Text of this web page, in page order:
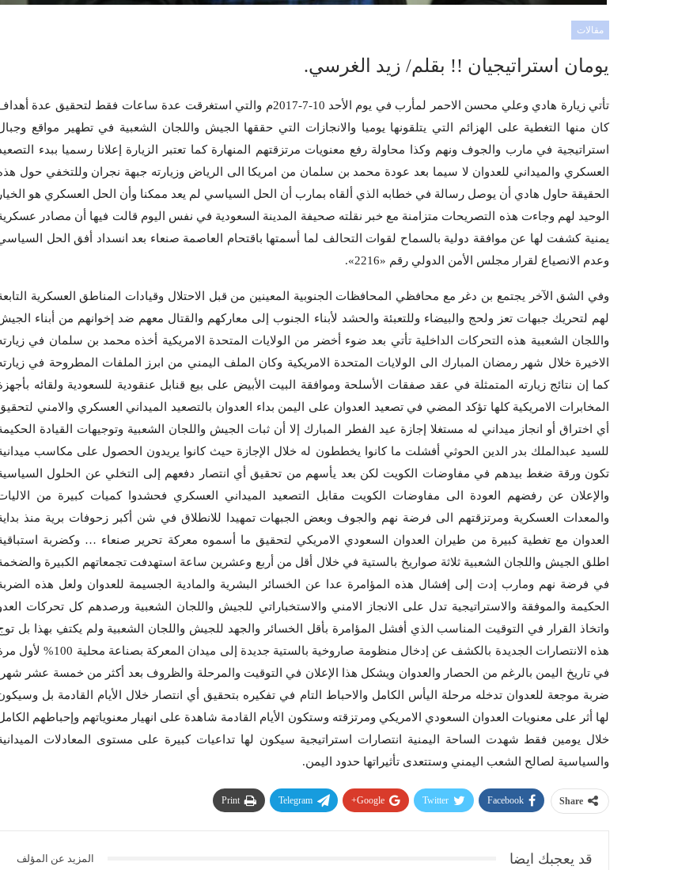
مقالات
يومان استراتيجيان !! بقلم/ زيد الغرسي.
تأتي زيارة هادي وعلي محسن الاحمر لمأرب في يوم الأحد 10-7-2017م والتي استغرقت عدة ساعات فقط لتحقيق عدة
كان منها التغطية على الهزائم التي يتلقونها يوميا والانجازات التي حققها الجيش واللجان الشعبية في تطهير مواقع
استراتيجية في مارب والجوف ونهم وكذا محاولة رفع معنويات مرتزقتهم المنهارة كما تعتبر الزيارة إعلانا رسميا ببدء
العسكري والميداني للعدوان لا سيما بعد عودة محمد بن سلمان من امريكا الى الرياض وزيارته جبهة نجران وللتخفي حول
الحقيقة حاول هادي أن يوصل رسالة في خطابه الذي ألقاه بمارب أن الحل السياسي لم يعد ممكنا وأن الحل العسكري هو الخيار
الوحيد لهم وجاءت هذه التصريحات متزامنة مع خبر نقلته صحيفة المدينة السعودية في نفس اليوم قالت فيها أن مصادر
يمنية كشفت لها عن موافقة دولية بالسماح لقوات التحالف لما أسمتها باقتحام العاصمة صنعاء بعد انسداد أفق الحل
وعدم الانصياع لقرار مجلس الأمن الدولي رقم «2216».
وفي الشق الآخر يجتمع بن دغر مع محافظي المحافظات الجنوبية المعينين من قبل الاحتلال وقيادات المناطق العسكرية
لهم لتحريك جبهات تعز ولحج والبيضاء وللتعبئة والحشد لأبناء الجنوب إلى معاركهم والقتال معهم ضد إخوانهم من أبناء
واللجان الشعبية هذه التحركات الداخلية تأتي بعد ضوء أخضر من الولايات المتحدة الامريكية أخذه محمد بن سلمان في
الاخيرة خلال شهر رمضان المبارك الى الولايات المتحدة الامريكية وكان الملف اليمني من ابرز الملفات المطروحة في
كما إن نتائج زيارته المتمثلة في عقد صفقات الأسلحة وموافقة البيت الأبيض على بيع قنابل عنقودية للسعودية ولقائه
المخابرات الامريكية كلها تؤكد المضي في تصعيد العدوان على اليمن بداء العدوان بالتصعيد الميداني العسكري والامني
أي اختراق أو انجاز ميداني له مستغلا إجازة عيد الفطر المبارك إلا أن ثبات الجيش واللجان الشعبية وتوجيهات القيادة
للسيد عبدالملك بدر الدين الحوثي أفشلت ما كانوا يخططون له خلال الإجازة حيث كانوا يريدون الحصول على مكاسب
تكون ورقة ضغط بيدهم في مفاوضات الكويت لكن بعد يأسهم من تحقيق أي انتصار دفعهم إلى التخلي عن الحلول
والإعلان عن رفضهم العودة الى مفاوضات الكويت مقابل التصعيد الميداني العسكري فحشدوا كميات كبيرة من
والمعدات العسكرية ومرتزقتهم الى فرضة نهم والجوف وبعض الجبهات تمهيدا للانطلاق في شن أكبر زحوفات برية منذ
العدوان مع تغطية كبيرة من طيران العدوان السعودي الامريكي لتحقيق ما أسموه معركة تحرير صنعاء … وكضربة
اطلق الجيش واللجان الشعبية ثلاثة صواريخ بالستية في خلال أقل من أربع وعشرين ساعة استهدفت تجمعاتهم الكبيرة
في فرضة نهم ومارب إدت إلى إفشال هذه المؤامرة عدا عن الخسائر البشرية والمادية الجسيمة للعدوان ولعل هذه
الحكيمة والموفقة والاستراتيجية تدل على الانجاز الامني والاستخباراتي للجيش واللجان الشعبية ورصدهم كل تحركات
واتخاذ القرار في التوقيت المناسب الذي أفشل المؤامرة بأقل الخسائر والجهد للجيش واللجان الشعبية ولم يكتفِ بهذا بل
هذه الانتصارات الجديدة بالكشف عن إدخال منظومة صاروخية بالستية جديدة إلى ميدان المعركة بصناعة محلية 100%
في تاريخ اليمن بالرغم من الحصار والعدوان ويشكل هذا الإعلان في التوقيت والمرحلة والظروف بعد أكثر من خمسة عشر
ضربة موجعة للعدوان تدخله مرحلة اليأس الكامل والاحباط التام في تفكيره بتحقيق أي انتصار خلال الأيام القادمة بل
لها أثر على معنويات العدوان السعودي الامريكي ومرتزقته وستكون الأيام القادمة شاهدة على انهيار معنوياتهم وإحباطهم
خلال يومين فقط شهدت الساحة اليمنية انتصارات استراتيجية سيكون لها تداعيات كبيرة على مستوى المعادلات
والسياسية لصالح الشعب اليمني وستتعدى تأثيراتها حدود اليمن.
Share
Facebook
Twitter
Google+
Telegram
Print
قد يعجبك ايضا المزيد عن المؤلف